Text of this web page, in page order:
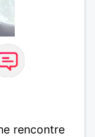
rencontre